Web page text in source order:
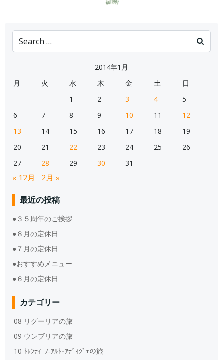
Search
for:
2014年1月
月
火 水 木 金 土
日
1
2 3 4
5
6
7 8 9 10 11
12
13
14 15 16 17 18
19
20
21 22 23 24 25
26
27
28 29 30 31
« 12月 2月 »
最近の投稿
●３５周年のご挨拶
●８月の定休日
●７月の定休日
●おすすめメニュー
●６月の定休日
カテゴリー
'08 リグーリアの旅
'09 ウンブリアの旅
'10 ﾄﾚﾝﾃｨｰﾉ‐ｱﾙﾄ･ｱﾃﾞｨｼﾞｪの旅